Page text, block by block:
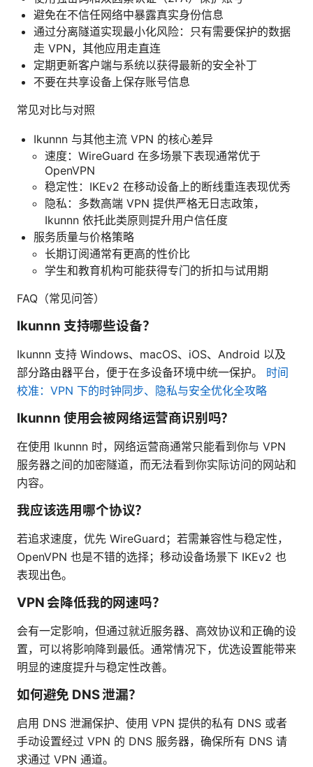
避免在不信任网络中暴露真实身份信息
通过分离隧道实现最小化风险：只有需要保护的数据
走 VPN，其他应用走直连
定期更新客户端与系统以获得最新的安全补丁
不要在共享设备上保存账号信息
常见对比与对照
Ikunnn 与其他主流 VPN 的核心差异
速度：WireGuard 在多场景下表现通常优于
OpenVPN
稳定性：IKEv2 在移动设备上的断线重连表现优秀
隐私：多数高端 VPN 提供严格无日志政策，
Ikunnn 依托此类原则提升用户信任度
服务质量与价格策略
长期订阅通常有更高的性价比
学生和教育机构可能获得专门的折扣与试用期
FAQ（常见问答）
Ikunnn 支持哪些设备？
Ikunnn 支持 Windows、macOS、iOS、Android 以及
部分路由器平台，便于在多设备环境中统一保护。 时间
校准：VPN 下的时钟同步、隐私与安全优化全攻略
Ikunnn 使用会被网络运营商识别吗？
在使用 Ikunnn 时，网络运营商通常只能看到你与 VPN
服务器之间的加密隧道，而无法看到你实际访问的网站和
内容。
我应该选用哪个协议？
若追求速度，优先 WireGuard；若需兼容性与稳定性，
OpenVPN 也是不错的选择；移动设备场景下 IKEv2 也
表现出色。
VPN 会降低我的网速吗？
会有一定影响，但通过就近服务器、高效协议和正确的设
置，可以将影响降到最低。通常情况下，优选设置能带来
明显的速度提升与稳定性改善。
如何避免 DNS 泄漏？
启用 DNS 泄漏保护、使用 VPN 提供的私有 DNS 或者
手动设置经过 VPN 的 DNS 服务器，确保所有 DNS 请
求通过 VPN 通道。